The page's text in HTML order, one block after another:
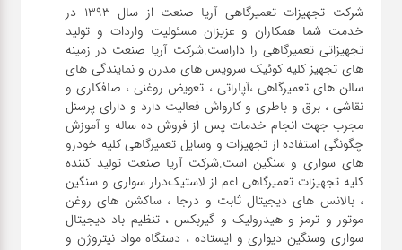
شرکت تجهیزات تعمیرگاهی آریا صنعت از سال ۱۳۹۳ در
خدمت شما همکاران و عزیزان مسئولیت واردات و تولید
تجهیزاتی تعمیرگاهی را داراست.شرکت آریا صنعت در زمینه
های تجهیز کلیه کوئیک سرویس های مدرن و نمایندگی های
سالن های تعمیرگاهی ،آپاراتی ، تعویض روغنی ، صافکاری و
نقاشی ، برق و باطری و کارواش فعالیت دارد و دارای پرسنل
مجرب جهت انجام خدمات پس از فروش ده ساله و آموزش
چگونگی استفاده از تجهیزات و وسایل تعمیرگاهی کلیه خودرو
های سواری و سنگین است.شرکت آریا صنعت تولید کننده
کلیه تجهیزات تعمیرگاهی اعم از لاستیک‌درار سواری و ‌سنگین
، بالانس های دیجیتال ثابت و درجا ، ساکشن های روغن
موتور و ترمز و هیدرولیک و گیربکس ، تنظیم باد دیجیتال
سواری و‌سنگین دیواری و ایستاده ، دستگاه مواد نیتروژن و